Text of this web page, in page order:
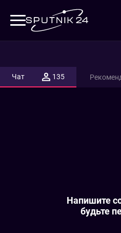
-
прямой
Чат 135
Напишите
будьте